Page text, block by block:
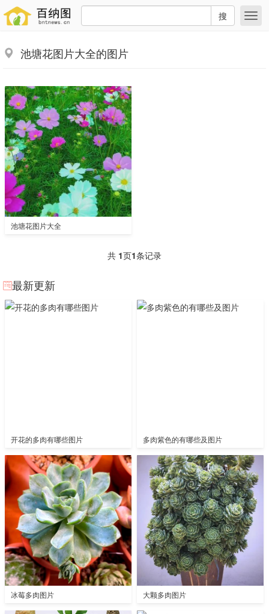
搜
池塘花图片大全的图片
池塘花图片大全
共 1页1条记录
最新更新
开花的多肉有哪些图片 多肉紫色的有哪些及图片
冰莓多肉图片 大颗多肉图片